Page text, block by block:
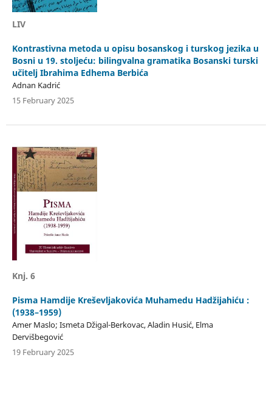
LIV
Kontrastivna metoda u opisu bosanskog i turskog jezika u
Bosni u 19. stoljeću: bilingvalna gramatika Bosanski turski
učitelj Ibrahima Edhema Berbića
Adnan Kadrić
15 February 2025
Knj. 6
Pisma Hamdije Kreševljakovića Muhamedu Hadžijahiću :
(1938–1959)
Amer Maslo; Ismeta Džigal-Berkovac, Aladin Husić, Elma
Dervišbegović
19 February 2025